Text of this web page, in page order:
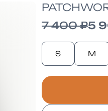
7 400 ₽5
S M